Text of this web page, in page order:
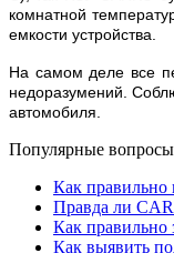
комнатной
емкости устройства.
На самом деле все
недоразумений.
автомобиля.
Популярные вопросы
Как правильно
Правда ли
Как правильно
Как выявить